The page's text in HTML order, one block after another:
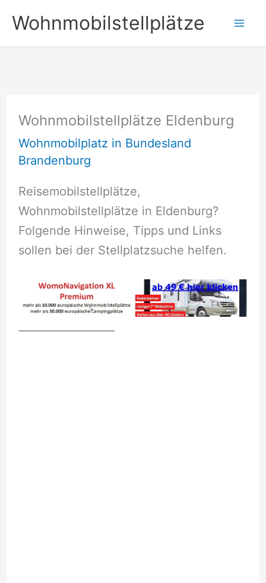
Inhalt
springen
Wohnmobilstellplätze
Wohnmobilstellplätze Eldenburg
Wohnmobilplatz in Bundesland
Brandenburg
Reisemobilstellplätze,
Wohnmobilstellplätze in Eldenburg?
Folgende Hinweise, Tipps und Links
sollen bei der Stellplatzsuche helfen.